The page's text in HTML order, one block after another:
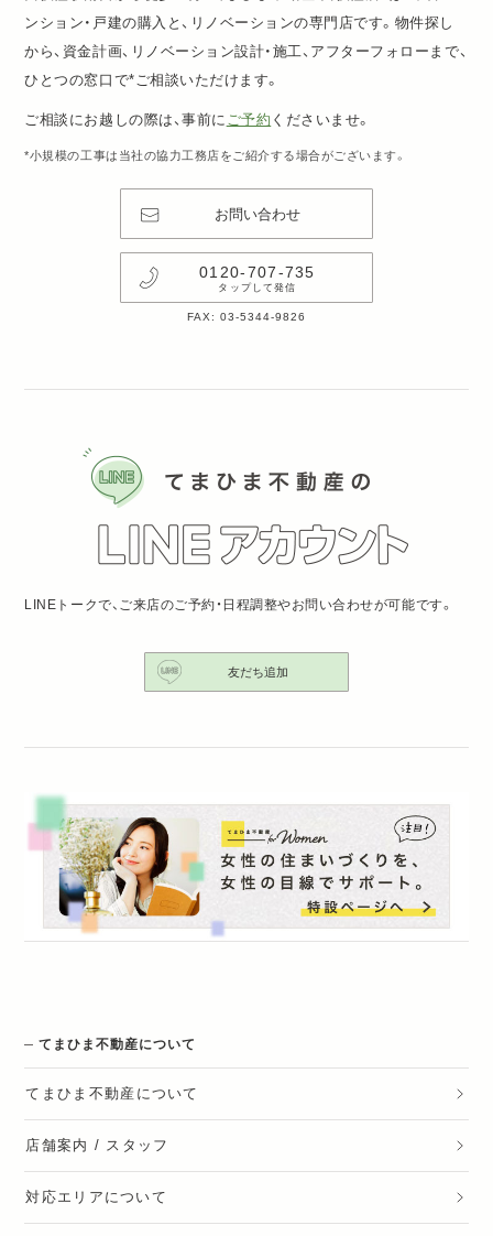
ンション・戸建の購入と、リノベーションの専門店です。物件探し
から、資金計画、リノベーション設計・施工、アフターフォローまで、
ひとつの窓口で*ご相談いただけます。
ご相談にお越しの際は、事前に ご予約 くださいませ。
*小規模の工事は当社の協力工務店をご紹介する場合がございます。
お問い合わせ
0120-707-735
タップして発信
FAX: 03-5344-9826
LINEトークで、ご来店のご予約・日程調整やお問い合わせが可能です。
友だち追加
てまひま不動産について
てまひま不動産 について
店舗案内 / スタッフ
対応エリアについて